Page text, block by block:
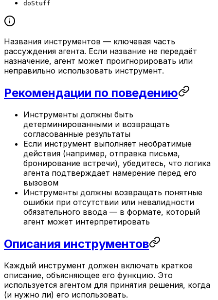
doStuff
Названия инструментов — ключевая часть
рассуждения агента. Если название не передаёт
назначение, агент может проигнорировать или
неправильно использовать инструмент.
Рекомендации по поведению
Инструменты должны быть
детерминированными и возвращать
согласованные результаты
Если инструмент выполняет необратимые
действия (например, отправка письма,
бронирование встречи), убедитесь, что логика
агента подтверждает намерение перед его
вызовом
Инструменты должны возвращать понятные
ошибки при отсутствии или невалидности
обязательного ввода — в формате, который
агент может интерпретировать
Описания инструментов
Каждый инструмент должен включать краткое
описание, объясняющее его функцию. Это
используется агентом для принятия решения, когда
(и нужно ли) его использовать.